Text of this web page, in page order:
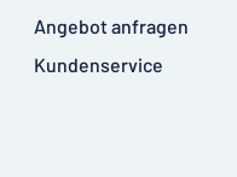
Angebot anfragen
Kundenservice